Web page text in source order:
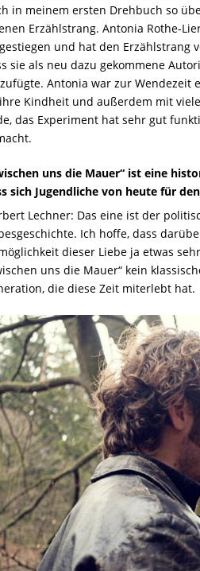
in meinem ersten Drehbuch so
Erzählstrang. Antonia Rothe-
und hat den Erzählstrang
sie als neu dazu gekommene
Antonia war zur Wendezeit
Kindheit und außerdem mit
das Experiment hat sehr gut
uns die Mauer“ ist eine
sich Jugendliche von heute für
Lechner: Das eine ist der
Ich hoffe, dass
dieser Liebe ja etwas
uns die Mauer“ kein
die diese Zeit miterlebt hat.